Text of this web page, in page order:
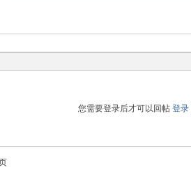
您需要登录后才可以回帖 登录|